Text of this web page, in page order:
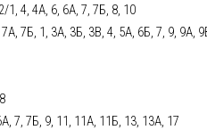
1, 4, 4А, 6, 6А, 7, 7Б, 8, 10
7А, 7Б, 1, 3А, 3Б, 3В, 4, 5А, 6Б, 7, 9, 9А,
7, 7Б, 9, 11, 11А, 11Б, 13, 13А, 17